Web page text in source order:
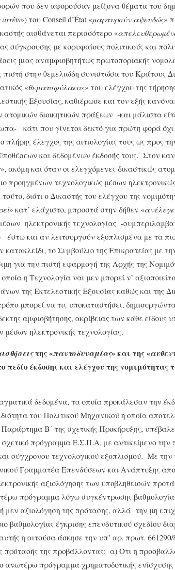
που δεν αφορούσαν μείζονα θέματα του
arrêts») του Conseil d’État «μαρτυρούν αψευδώς»
αισθάνεται περισσότερο «
σύγκρουσης με κορυφαίους πολιτικούς και
μιας αναμφισβητήτως πρωτοποριακής
στην θεμελιώδη συνιστώσα του Κράτους
«θεματοφύλακας» του ελέγχου της
Εξουσίας, καθιέρωσε και τον εξής
ατομικών διοικητικών πράξεων -και μάλιστα
κάτι που γίνεται δεκτό για πρώτη φορά
πλήρης έλεγχος της αιτιολογίας τους ως προς
και δεδομένων έκδοσής τους. Στον
», ακόμη και όταν οι ελεγχόμενες δικαστικώς
προηγμένων τεχνολογικώς μέσων
διότι ο Δικαστής του ελέγχου της
» κατ’ ελάχιστο, μπροστά στην δήθεν «
ηλεκτρονικής τεχνολογίας -
έστω και αν λειτουργούν εξοπλισμένα με τα
το Συμβούλιο της Επικρατείας με
για την πιστή εφαρμογή της Αρχής της
η Τεχνολογία ναι μεν μπορεί ν’
της Εκτελεστικής Εξουσίας καθώς και της
μπορεί να τις υποκαταστήσει,
αμφισβήτησης, ακρίβειας των κάθε
ηλεκτρονικής τεχνολογίας.
της «παντοδυναμίας» και της «
πεδίο έκδοσης και ελέγχου της νομιμότητας
δεδομένα, τα οποία προκάλεσαν την
του Πολιτικού Μηχανικού η οποία
Β΄ της σχετικής Προκήρυξης, υπέβαλε
πρόγραμμα Ε.Σ.Π.Α. με αντικείμενο την
σύγχρονου τεχνολογικού εξοπλισμού. Με την
Γραμματέα Επενδύσεων και Ανάπτυξης
αξιολόγησης των υποβληθεισών
πρόγραμμα λόγω συγκέντρωσης
μεν αξιολόγηση της πρότασης, αλλά την μη
βαθμολογίας έγκρισης επενδυτικού σχεδίου
η αιτούσα άσκησε την υπ’ αρ. πρωτ. 661290/
πρότασής της προβάλλοντας: α) Ότι η
ανωτέρω πρόγραμμα χρηματοδοτικής